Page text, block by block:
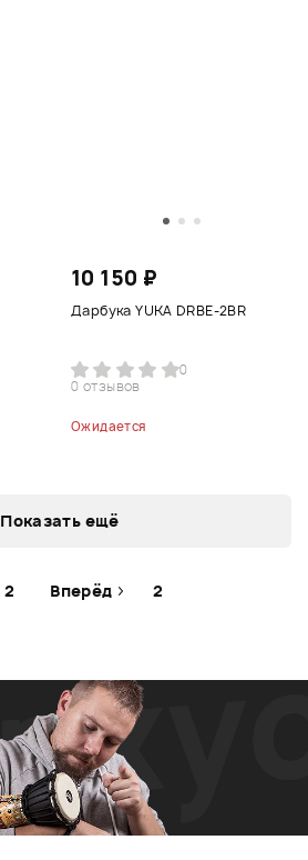
10 150 ₽
Дарбука YUKA DRBE-2BR
0
0 отзывов
Ожидается
Показать ещё
2 Вперёд 2